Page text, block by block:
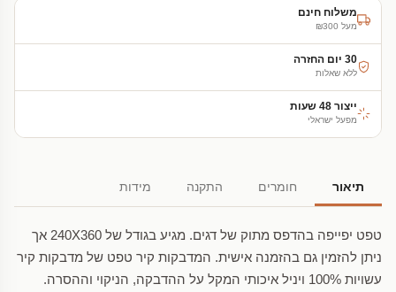
משלוח חינם
מעל ₪300
30 יום החזרה
ללא שאלות
ייצור 48 שעות
מפעל ישראלי
תיאור חומרים התקנה מידות
טפט יפייפה בהדפס מתוק של דגים. מגיע בגודל של 240X360 אך
ניתן להזמין גם בהזמנה אישית. המדבקות קיר טפט של מדבקות קיר
עשויות 100% ויניל איכותי המקל על ההדבקה, הניקוי וההסרה.